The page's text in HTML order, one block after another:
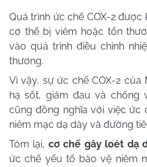
Quá trình ức chế COX-2
cơ thể bị viêm hoặc tổn
vào quá trình điều chỉnh
thương.
Vì vậy, sự ức chế COX-2 của
hạ sốt, giảm đau và chống
cũng đồng nghĩa với việc ức
niêm mạc dạ dày và đường
Tóm lại, cơ chế gây loét dạ
ức chế yếu tố bảo vệ niêm